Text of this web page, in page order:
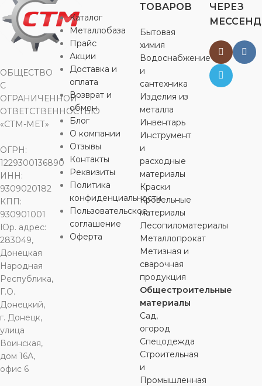
ОБЩЕСТВО
С
ОГРАНИЧЕННОЙ
ОТВЕТСТВЕННОСТЬЮ
«СТМ-МЕТ»
ОГРН:
1229300136890
ИНН:
9309020182
КПП:
930901001
Юр. адрес:
283049,
Донецкая
Народная
Республика,
Г.О.
Донецкий,
г. Донецк,
улица
Воинская,
дом 16А,
офис 6
Каталог
Металлобаза
Прайс
Акции
Доставка и
оплата
Возврат и
обмен
Блог
О компании
Отзывы
Контакты
Реквизиты
Политика
конфиденциальности
Пользовательское
соглашение
Оферта
ТОВАРОВ
Бытовая
химия
Водоснабжение
и
сантехника
Изделия из
металла
Инвентарь
Инструмент
и
расходные
материалы
Краски
Кровельные
материалы
Лесопиломатериалы
Металлопрокат
Метизная и
сварочная
продукция
Общестроительные
материалы
Сад,
огород
Спецодежда
Строительная
и
Промышленная
ЧЕРЕЗ